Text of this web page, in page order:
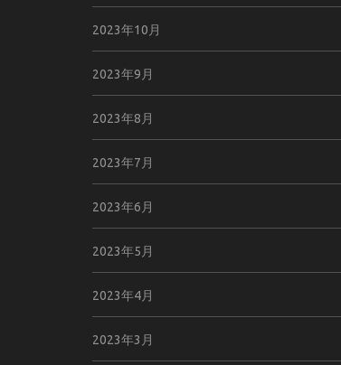
2023年10月
2023年9月
2023年8月
2023年7月
2023年6月
2023年5月
2023年4月
2023年3月